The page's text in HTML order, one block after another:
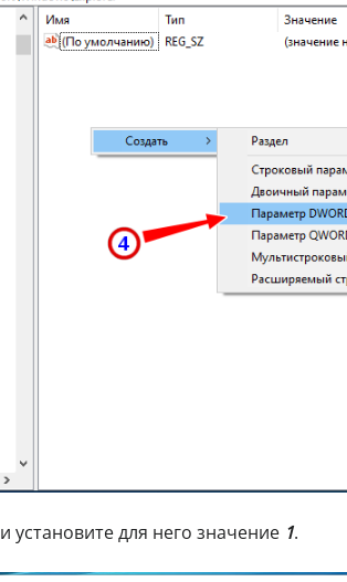
и установите для него значение 1.